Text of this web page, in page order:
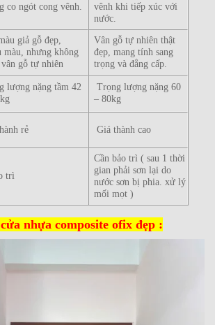
co ngót cong vênh.
vênh khi tiếp xúc với
nước.
giả gỗ đẹp,
màu, nhưng không
vân gỗ tự nhiên
Vân gỗ tự nhiên thật
đẹp, mang tính sang
trọng và đẳng cấp.
lượng nặng tầm 42
Trọng lượng nặng 60
– 80kg
rẻ Giá thành cao
trì
Cần bảo trì ( sau 1 thời
gian phải sơn lại do
nước sơn bị phia. xử lý
mối mọt )
nhựa composite ofix đẹp :